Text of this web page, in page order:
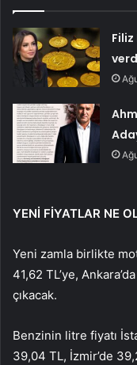
YENİ FİYATLAR NE
Yeni zamla birlikte
41,62 TL’ye,
çıkacak.
Benzinin litre fiyatı
39,04 TL, İzmir’de